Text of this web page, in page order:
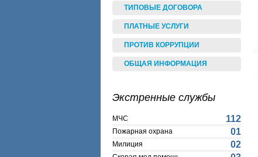
ТИПОВЫЕ ДОГОВОРА
ПЛАТНЫЕ УСЛУГИ
ПРОТИВ КОРРУПЦИИ
ОБЩАЯ ИНФОРМАЦИЯ
Экстренные службы
МЧС 112
Пожарная охрана 01
Милиция 02